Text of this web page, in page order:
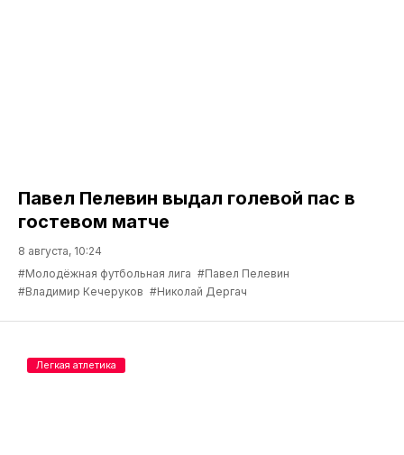
Павел Пелевин выдал голевой пас в
гостевом матче
8 августа, 10:24
#Молодёжная футбольная лига #Павел Пелевин
#Владимир Кечеруков #Николай Дергач
Легкая атлетика